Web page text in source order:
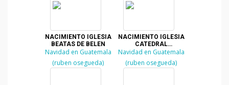
NACIMIENTO IGLESIA
BEATAS DE BELEN
Navidad en Guatemala
(ruben osegueda)
NACIMIENTO IGLESIA
CATEDRAL
GUATEMALA
Navidad en Guatemala
(ruben osegueda)